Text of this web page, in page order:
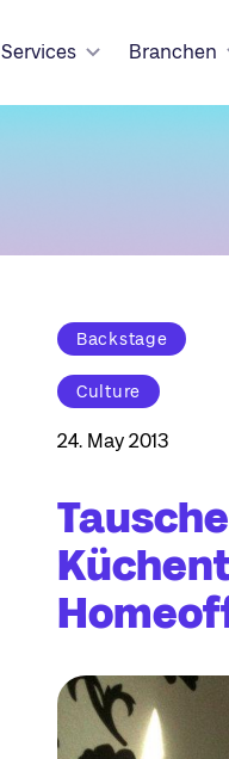
Services
Branchen
Backstage
Culture
24. May 2013